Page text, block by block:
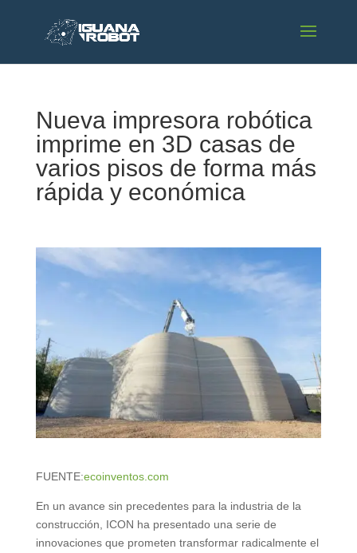
Nueva impresora robótica
imprime en 3D casas de
varios pisos de forma más
rápida y económica
FUENTE:ecoinventos.com
En un avance sin precedentes para la industria de la
construcción, ICON ha presentado una serie de
innovaciones que prometen transformar radicalmente el